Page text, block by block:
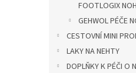
FOOTLOGIX
GEHWOL PÉČE
CESTOVNÍ MINI
LAKY NA NEHTY
DOPLŇKY K PÉČI O